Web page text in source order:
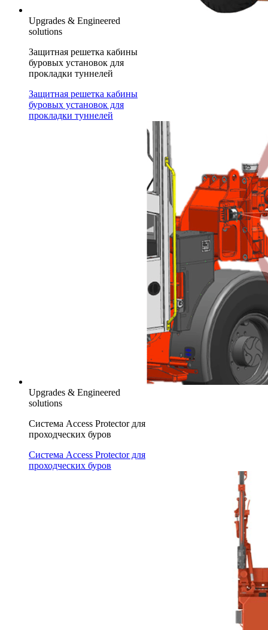
Upgrades & Engineered
solutions
Защитная решетка кабины
буровых установок для
прокладки туннелей
Защитная решетка кабины
буровых установок для
прокладки туннелей
Upgrades & Engineered
solutions
Система Access Protector для
проходческих буров
Система Access Protector для
проходческих буров